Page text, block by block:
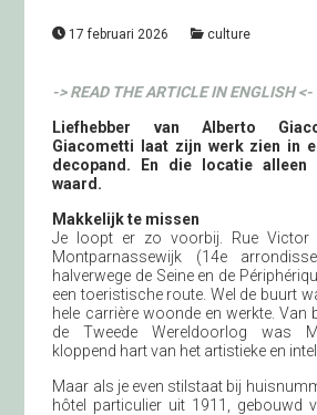
17 februari 2026 culture
-> READ THE ARTICLE IN ENGLISH <-
Liefhebber van Alberto
Giacometti laat zijn werk zien in
decopand. En die locatie
waard.
Makkelijk te missen
Je loopt er zo voorbij. Rue Victor
Montparnassewijk (14e
halverwege de Seine en de
een toeristische route. Wel de buurt
hele carrière woonde en werkte. Van
de Tweede Wereldoorlog was
kloppend hart van het artistieke en
Maar als je even stilstaat bij
hôtel particulier uit 1911, gebouwd